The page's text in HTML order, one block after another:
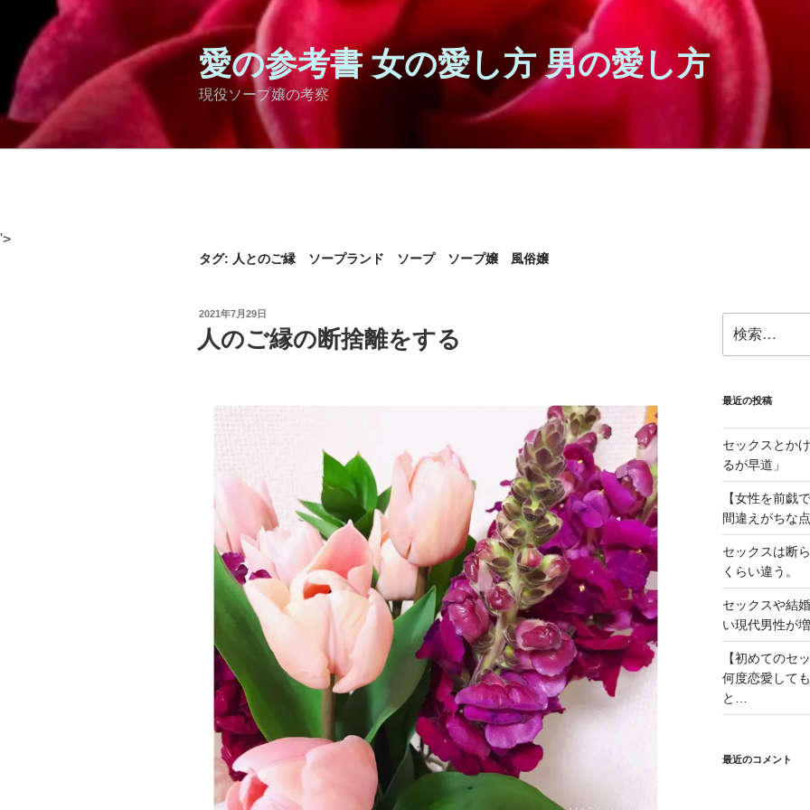
ツ
へ
愛の参考書 女の愛し方 男の愛し方
現役ソープ嬢の考察
'>
タグ: 人とのご縁 ソープランド ソープ ソープ嬢 風俗嬢
投
稿
日:
2021年7月29日
人のご縁の断捨離をする
索:
最近の投稿
セックスとか
るが早道」
【女性を前戯
間違えがちな
セックスは断
くらい違う。
セックスや結
い現代男性が
【初めてのセ
何度恋愛して
と…
最近のコメント